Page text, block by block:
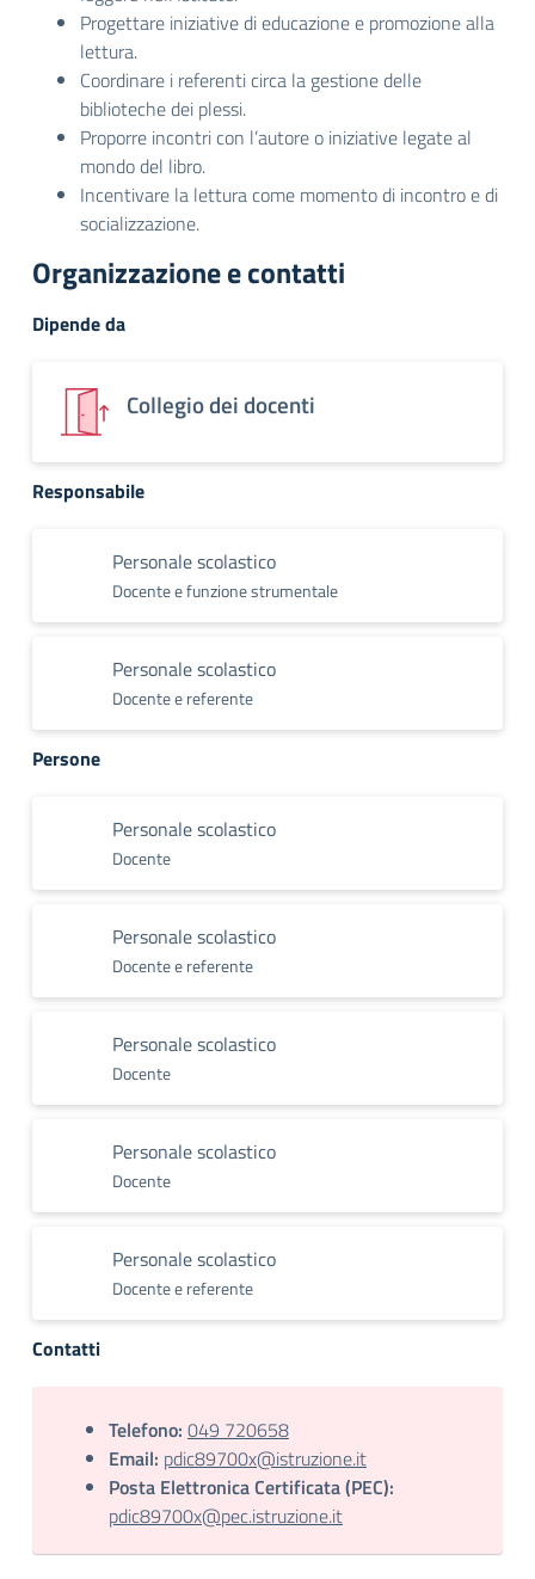
Progettare iniziative di educazione e promozione alla
lettura.
Coordinare i referenti circa la gestione delle
biblioteche dei plessi.
Proporre incontri con l’autore o iniziative legate al
mondo del libro.
Incentivare la lettura come momento di incontro e di
socializzazione.
Organizzazione e contatti
Dipende da
Collegio dei docenti
Responsabile
Personale scolastico
Docente e funzione strumentale
Personale scolastico
Docente e referente
Persone
Personale scolastico
Docente
Personale scolastico
Docente e referente
Personale scolastico
Docente
Personale scolastico
Docente
Personale scolastico
Docente e referente
Contatti
Telefono: 049 720658
Email: pdic89700x@istruzione.it
Posta Elettronica Certificata (PEC):
pdic89700x@pec.istruzione.it